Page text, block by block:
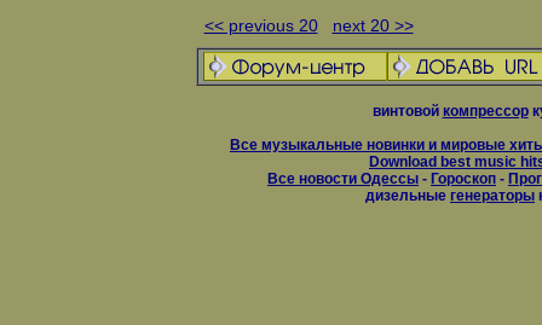
<< previous 20
next 20 >>
винтовой компрессор
Все музыкальные новинки и мировые
Download best music
Все новости Одессы - Гороскоп -
дизельные генераторы